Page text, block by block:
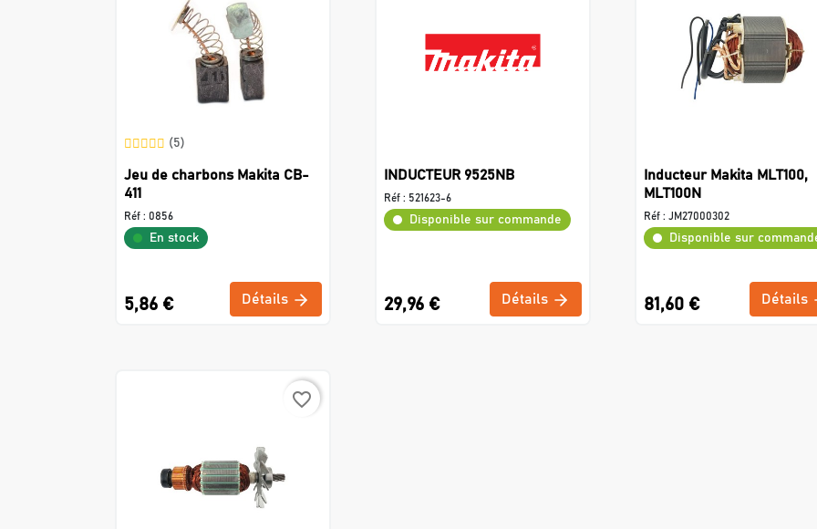
(5)
Jeu de charbons Makita CB-
411
Réf : 0856
En stock
5,86 € Détails
INDUCTEUR 9525NB
Réf : 521623-6
Disponible sur commande
29,96 € Détails
Inducteur Makita MLT100,
MLT100N
Réf : JM27000302
Disponible sur
81,60 € Détails
favorite_border